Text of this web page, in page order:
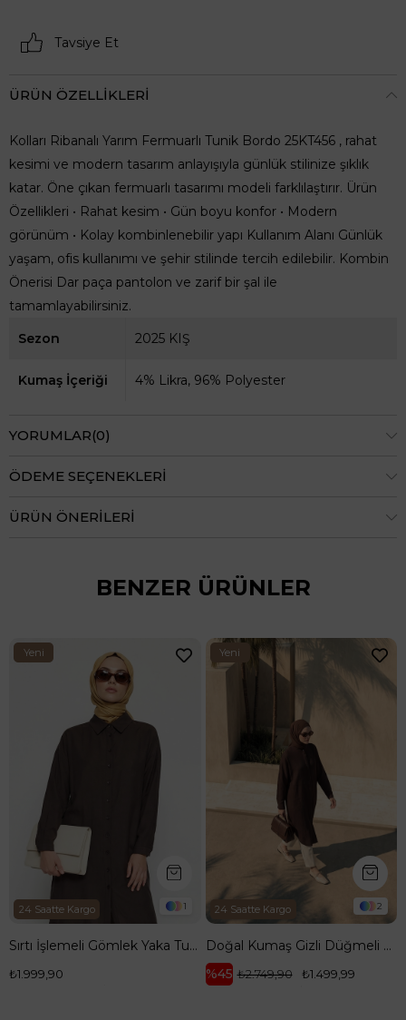
Tavsiye Et
ÜRÜN ÖZELLIKLERI
Kolları Ribanalı Yarım Fermuarlı Tunik Bordo 25KT456 , rahat
kesimi ve modern tasarım anlayışıyla günlük stilinize şıklık
katar. Öne çıkan fermuarlı tasarımı modeli farklılaştırır. Ürün
Özellikleri • Rahat kesim • Gün boyu konfor • Modern
görünüm • Kolay kombinlenebilir yapı Kullanım Alanı Günlük
yaşam, ofis kullanımı ve şehir stilinde tercih edilebilir. Kombin
Önerisi Dar paça pantolon ve zarif bir şal ile
tamamlayabilirsiniz.
Sezon
2025 KIŞ
Kumaş İçeriği 4% Likra, 96% Polyester
YORUMLAR(0)
ÖDEME SEÇENEKLERI
ÜRÜN ÖNERILERI
BENZER ÜRÜNLER
1
24 Saatte Kargo
Yeni
Sırtı İşlemeli Gömlek Yaka Tunik 100 cm Boy Kahverengi 26YT418
₺1.999,90
2
24 Saatte Kargo
Yeni
Ürün
Doğal Kumaş Gizli Düğmeli Hakim Yaka Rahat Kesim 120 cm Boy Tunik Kahverengi 26YT416
%45
₺1.499,99
₺2.749,90